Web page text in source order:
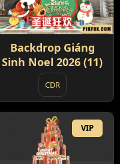
Backdrop Giáng
Sinh Noel 2026 (11)
CDR
VIP